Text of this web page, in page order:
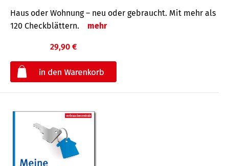
Haus oder Wohnung – neu oder gebraucht. Mit mehr als
120 Check­blättern.
mehr
29,90 €